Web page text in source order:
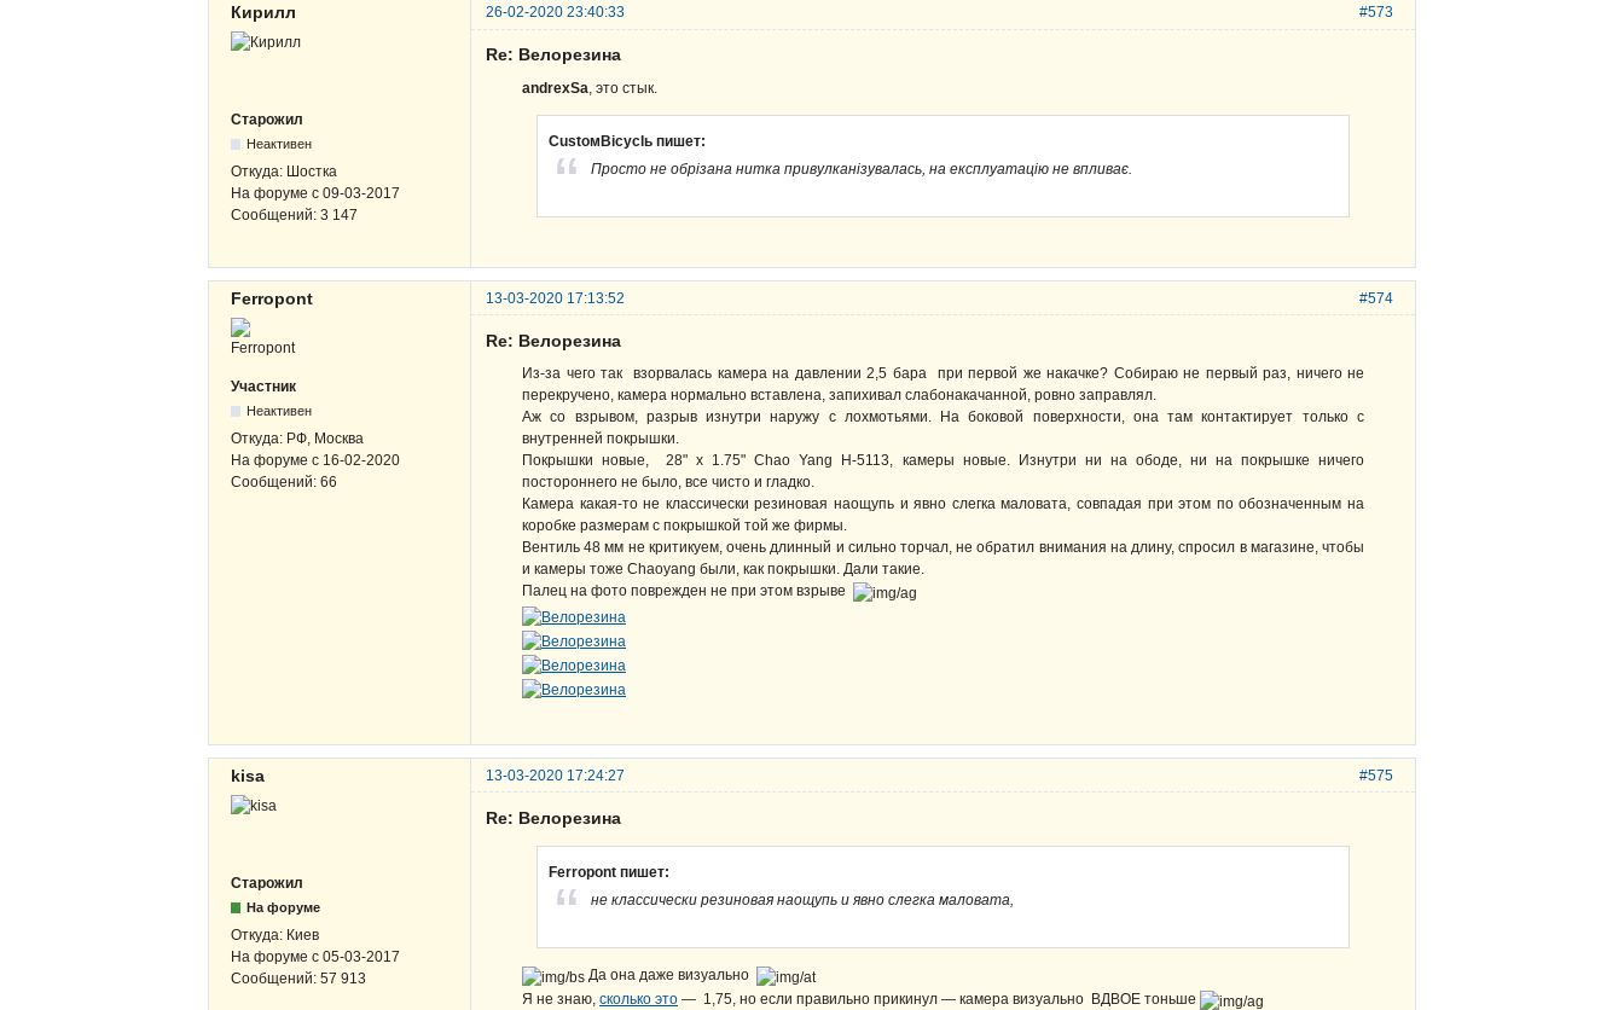
#573
Кирилл 26-02-2020 23:40:33
Старожил
Неактивен
Откуда: Шостка
На форуме с 09-03-2017
Сообщений: 3 147
Re: Велорезина
andrexSa , это стык.
CustoмBicyclь пишет:
Просто не обрізана нитка привулканізувалась, на експлуатацію не впливає.
#574
Ferropont 13-03-2020 17:13:52
Участник
Неактивен
Откуда: РФ, Москва
На форуме с 16-02-2020
Сообщений: 66
Re: Велорезина
Из-за чего так взорвалась камера на давлении 2,5 бара при первой же накачке? Собираю не первый раз, ничего не
перекручено, камера нормально вставлена, запихивал слабонакачанной, ровно заправлял.
Аж со взрывом, разрыв изнутри наружу с лохмотьями. На боковой поверхности, она там контактирует только с
внутренней покрышки.
Покрышки новые, 28" x 1.75" Chao Yang H-5113, камеры новые. Изнутри ни на ободе, ни на покрышке ничего
постороннего не было, все чисто и гладко.
Камера какая-то не классически резиновая наощупь и явно слегка маловата, совпадая при этом по обозначенным на
коробке размерам с покрышкой той же фирмы.
Вентиль 48 мм не критикуем, очень длинный и сильно торчал, не обратил внимания на длину, спросил в магазине, чтобы
и камеры тоже Chaoyang были, как покрышки. Дали такие.
Палец на фото поврежден не при этом взрыве
#575
kisa 13-03-2020 17:24:27
Старожил
На форуме
Откуда: Киев
На форуме с 05-03-2017
Сообщений: 57 913
Re: Велорезина
Ferropont пишет:
не классически резиновая наощупь и явно слегка маловата,
Да она даже визуально
Я не знаю, сколько это — 1,75, но если правильно прикинул — камера визуально ВДВОЕ тоньше